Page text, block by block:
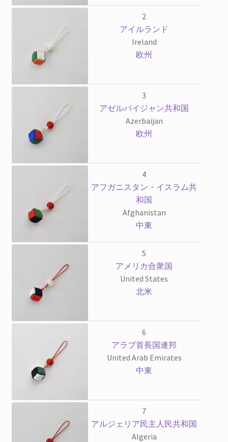
2
アイルランド
Ireland
欧州
3
アゼルバイジャン共和国
Azerbaijan
欧州
4
アフガニスタン・イスラム共
和国
Afghanistan
中東
5
アメリカ合衆国
United States
北米
6
アラブ首長国連邦
United Arab Emirates
中東
7
アルジェリア民主人民共和国
Algeria